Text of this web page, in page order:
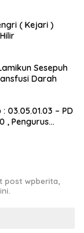
)
Sesepuh
Darah
, Pengurus
post wpberita,